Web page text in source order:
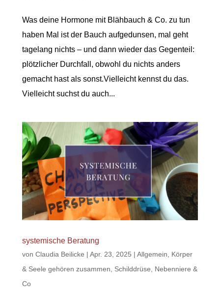
Was deine Hormone mit Blähbauch & Co. zu tun
haben Mal ist der Bauch aufgedunsen, mal geht
tagelang nichts – und dann wieder das Gegenteil:
plötzlicher Durchfall, obwohl du nichts anders
gemacht hast als sonst.Vielleicht kennst du das.
Vielleicht suchst du auch...
systemische Beratung
von Claudia Beilicke | Apr. 23, 2025 | Allgemein, Körper
& Seele gehören zusammen, Schilddrüse, Nebenniere &
Co